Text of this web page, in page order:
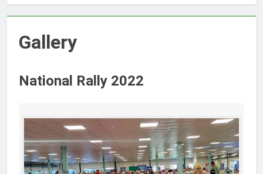
Gallery
National Rally 2022